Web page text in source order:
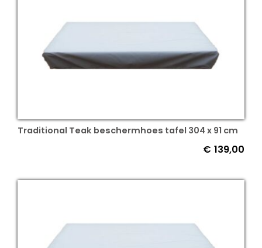
Traditional Teak beschermhoes tafel 304 x 91 cm
€ 139,00